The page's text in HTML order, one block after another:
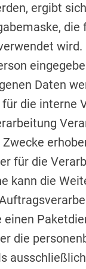
ergibt
die
wird.
Daten
die interne
für die
kann die
einen
die